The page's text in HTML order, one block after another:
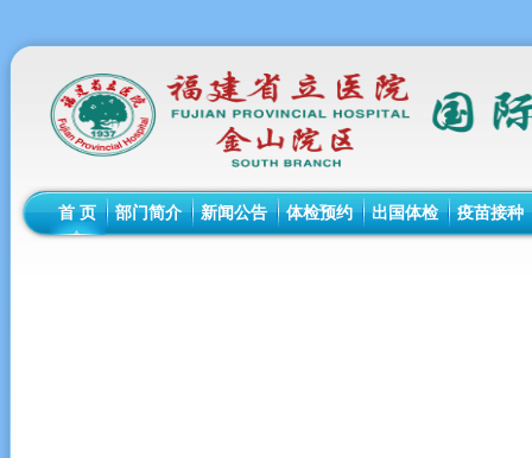
首 页 部门简介 新闻公告 体检预约 出国体检 疫苗接种